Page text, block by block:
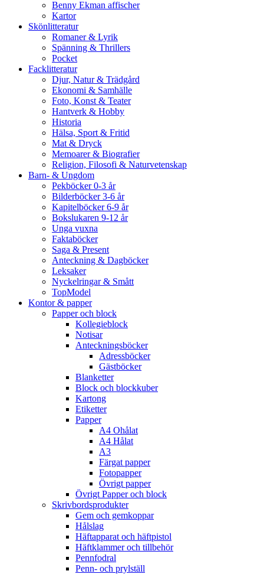
Benny Ekman affischer
Kartor
Skönlitteratur
Romaner & Lyrik
Spänning & Thrillers
Pocket
Facklitteratur
Djur, Natur & Trädgård
Ekonomi & Samhälle
Foto, Konst & Teater
Hantverk & Hobby
Historia
Hälsa, Sport & Fritid
Mat & Dryck
Memoarer & Biografier
Religion, Filosofi & Naturvetenskap
Barn- & Ungdom
Pekböcker 0-3 år
Bilderböcker 3-6 år
Kapitelböcker 6-9 år
Bokslukaren 9-12 år
Unga vuxna
Faktaböcker
Saga & Present
Anteckning & Dagböcker
Leksaker
Nyckelringar & Smått
TopModel
Kontor & papper
Papper och block
Kollegieblock
Notisar
Anteckningsböcker
Adressböcker
Gästböcker
Blanketter
Block och blockkuber
Kartong
Etiketter
Papper
A4 Ohålat
A4 Hålat
A3
Färgat papper
Fotopapper
Övrigt papper
Övrigt Papper och block
Skrivbordsprodukter
Gem och gemkoppar
Hålslag
Häftapparat och häftpistol
Häftklammer och tillbehör
Pennfodral
Penn- och prylställ